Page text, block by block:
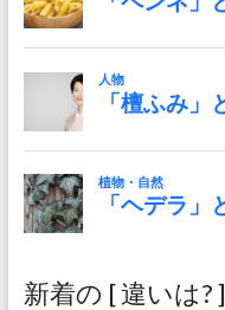
新着の [ 違いは? ]